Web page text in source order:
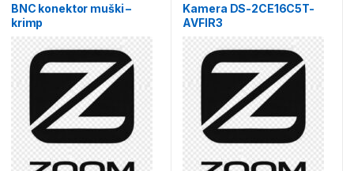
BNC konektor muški –
krimp
Kamera DS-2CE16C5T-
AVFIR3